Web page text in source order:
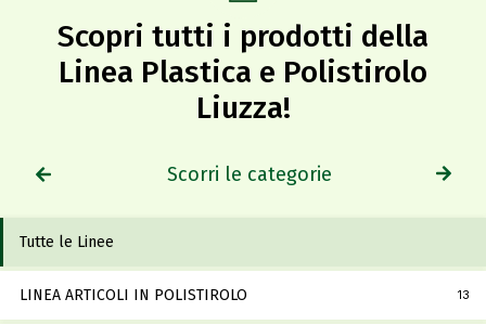
Scopri tutti i prodotti della
Linea Plastica e Polistirolo
Liuzza!​
Scorri le categorie
Tutte le Linee
LINEA ARTICOLI IN POLISTIROLO 13